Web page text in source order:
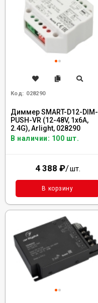
Код: 028290
Диммер SMART-D12-DIM-
PUSH-VR (12-48V, 1x6A,
2.4G), Arlight, 028290
В наличии: 100 шт.
4 388 ₽/шт.
В корзину